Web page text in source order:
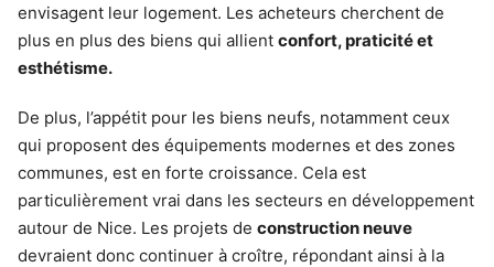
envisagent leur logement. Les acheteurs cherchent de
plus en plus des biens qui allient confort, praticité et
esthétisme.
De plus, l’appétit pour les biens neufs, notamment ceux
qui proposent des équipements modernes et des zones
communes, est en forte croissance. Cela est
particulièrement vrai dans les secteurs en développement
autour de Nice. Les projets de construction neuve
devraient donc continuer à croître, répondant ainsi à la